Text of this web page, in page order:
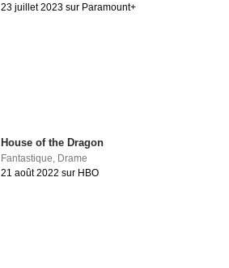
23 juillet 2023 sur Paramount+
House of the Dragon
Fantastique Drame
21 août 2022 sur HBO